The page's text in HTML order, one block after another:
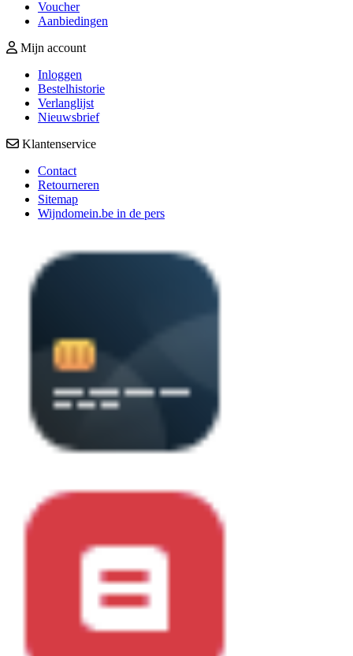
Voucher
Aanbiedingen
Mijn account
Inloggen
Bestelhistorie
Verlanglijst
Nieuwsbrief
Klantenservice
Contact
Retourneren
Sitemap
Wijndomein.be in de pers